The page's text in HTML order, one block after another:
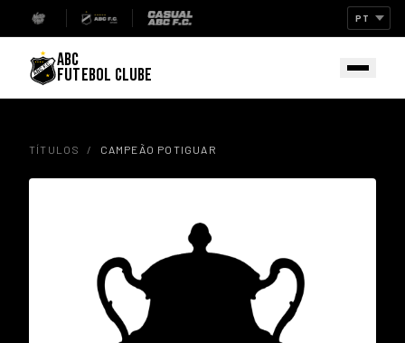
ABC
FUTEBOL CLUBE
TÍTULOS / CAMPEÃO POTIGUAR